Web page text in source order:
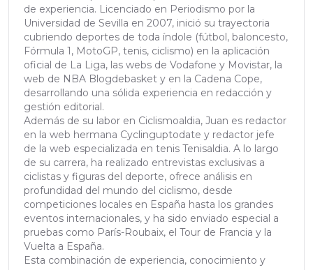
de experiencia. Licenciado en Periodismo por la
Universidad de Sevilla en 2007, inició su trayectoria
cubriendo deportes de toda índole (fútbol, baloncesto,
Fórmula 1, MotoGP, tenis, ciclismo) en la aplicación
oficial de La Liga, las webs de Vodafone y Movistar, la
web de NBA Blogdebasket y en la Cadena Cope,
desarrollando una sólida experiencia en redacción y
gestión editorial.
Además de su labor en Ciclismoaldia, Juan es redactor
en la web hermana Cyclinguptodate y redactor jefe
de la web especializada en tenis Tenisaldia. A lo largo
de su carrera, ha realizado entrevistas exclusivas a
ciclistas y figuras del deporte, ofrece análisis en
profundidad del mundo del ciclismo, desde
competiciones locales en España hasta los grandes
eventos internacionales, y ha sido enviado especial a
pruebas como París-Roubaix, el Tour de Francia y la
Vuelta a España.
Esta combinación de experiencia, conocimiento y